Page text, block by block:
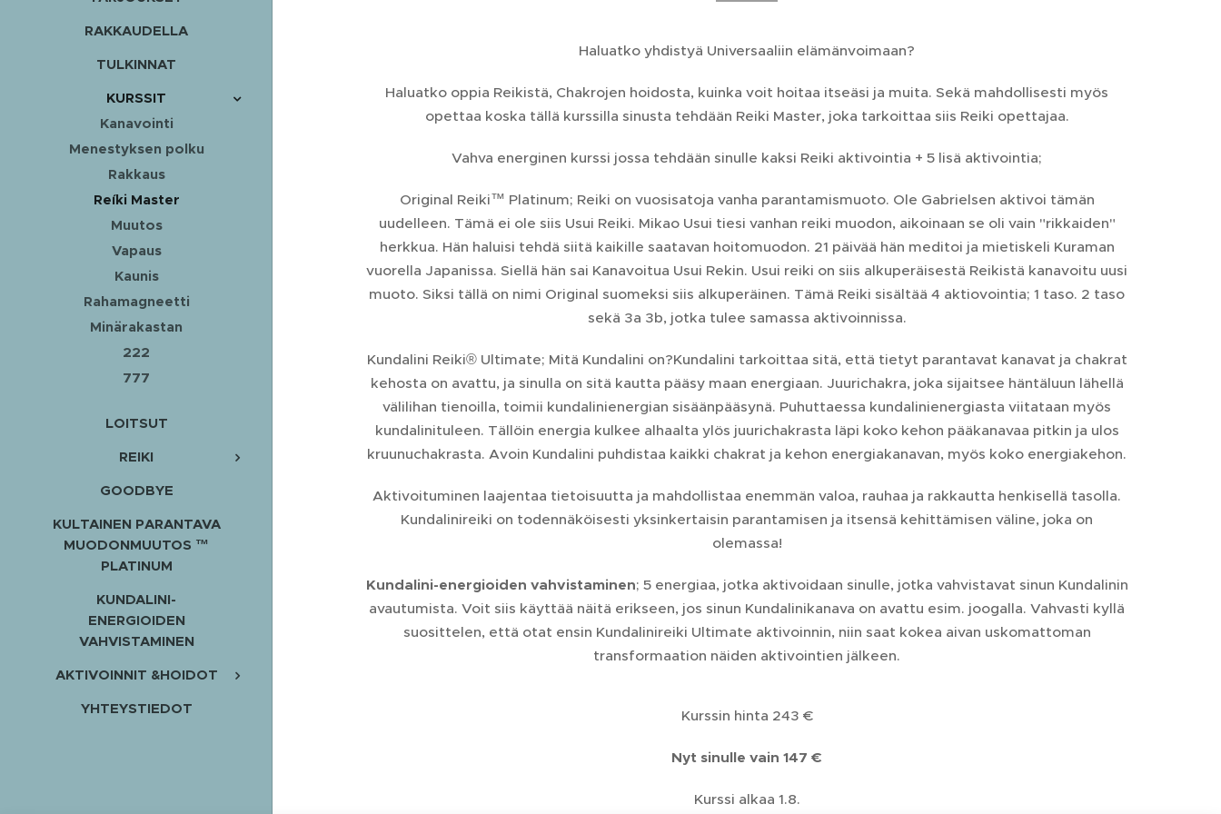
RAKKAUDELLA
TULKINNAT
KURSSIT
Kanavointi
Menestyksen polku
Rakkaus
Reíki Master
Muutos
Vapaus
Kaunis
Rahamagneetti
Minärakastan
222
777
LOITSUT
REIKI
GOODBYE
KULTAINEN PARANTAVA
MUODONMUUTOS ™
PLATINUM
KUNDALINI-
ENERGIOIDEN
VAHVISTAMINEN
AKTIVOINNIT &HOIDOT
YHTEYSTIEDOT
Haluatko yhdistyä Universaaliin elämänvoimaan?
Haluatko oppia Reikistä, Chakrojen hoidosta, kuinka voit hoitaa itseäsi ja muita. Sekä mahdollisesti myös
opettaa koska tällä kurssilla sinusta tehdään Reiki Master, joka tarkoittaa siis Reiki opettajaa.
Vahva energinen kurssi jossa tehdään sinulle kaksi Reiki aktivointia + 5 lisä aktivointia;
Original Reiki™ Platinum; Reiki on vuosisatoja vanha parantamismuoto. Ole Gabrielsen aktivoi tämän
uudelleen. Tämä ei ole siis Usui Reiki. Mikao Usui tiesi vanhan reiki muodon, aikoinaan se oli vain "rikkaiden"
herkkua. Hän haluisi tehdä siitä kaikille saatavan hoitomuodon. 21 päivää hän meditoi ja mietiskeli Kuraman
vuorella Japanissa. Siellä hän sai Kanavoitua Usui Rekin. Usui reiki on siis alkuperäisestä Reikistä kanavoitu uusi
muoto. Siksi tällä on nimi Original suomeksi siis alkuperäinen. Tämä Reiki sisältää 4 aktiovointia; 1 taso. 2 taso
sekä 3a 3b, jotka tulee samassa aktivoinnissa.
Kundalini Reiki® Ultimate; Mitä Kundalini on?Kundalini tarkoittaa sitä, että tietyt parantavat kanavat ja chakrat
kehosta on avattu, ja sinulla on sitä kautta pääsy maan energiaan. Juurichakra, joka sijaitsee häntäluun lähellä
välilihan tienoilla, toimii kundalinienergian sisäänpääsynä. Puhuttaessa kundalinienergiasta viitataan myös
kundalinituleen. Tällöin energia kulkee alhaalta ylös juurichakrasta läpi koko kehon pääkanavaa pitkin ja ulos
kruunuchakrasta. Avoin Kundalini puhdistaa kaikki chakrat ja kehon energiakanavan, myös koko energiakehon.
Aktivoituminen laajentaa tietoisuutta ja mahdollistaa enemmän valoa, rauhaa ja rakkautta henkisellä tasolla.
Kundalinireiki on todennäköisesti yksinkertaisin parantamisen ja itsensä kehittämisen väline, joka on
olemassa!
Kundalini-energioiden vahvistaminen; 5 energiaa, jotka aktivoidaan sinulle, jotka vahvistavat sinun Kundalinin
avautumista. Voit siis käyttää näitä erikseen, jos sinun Kundalinikanava on avattu esim. joogalla. Vahvasti kyllä
suosittelen, että otat ensin Kundalinireiki Ultimate aktivoinnin, niin saat kokea aivan uskomattoman
transformaation näiden aktivointien jälkeen.
Kurssin hinta 243 €
Nyt sinulle vain 147 €
Kurssi alkaa 1.8.